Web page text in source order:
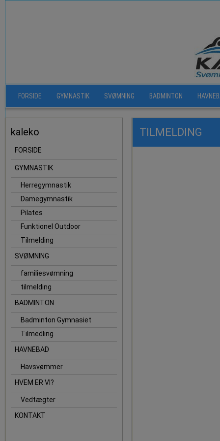
FORSIDE GYMNASTIK SVØMNING BADMINTON
kaleko
FORSIDE
GYMNASTIK
Herregymnastik
Damegymnastik
Pilates
Funktionel Outdoor
Tilmelding
SVØMNING
familiesvømning
tilmelding
BADMINTON
Badminton Gymnasiet
Tilmedling
HAVNEBAD
Havsvømmer
HVEM ER VI?
Vedtægter
KONTAKT
TILMELDING